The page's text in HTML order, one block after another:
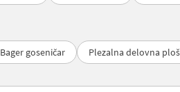
Bager goseničar Plezalna delovna